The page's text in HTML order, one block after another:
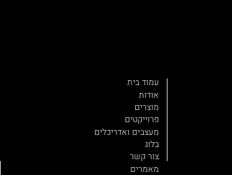
עמוד בית
אודות
מוצרים
פרוייקטים
מעצבים ואדריכלים
בלוג
צור קשר
מאמרים